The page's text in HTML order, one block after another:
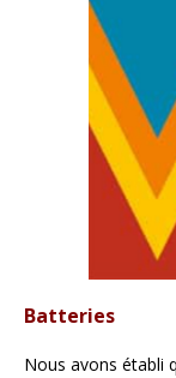
Batteries
Nous avons établi